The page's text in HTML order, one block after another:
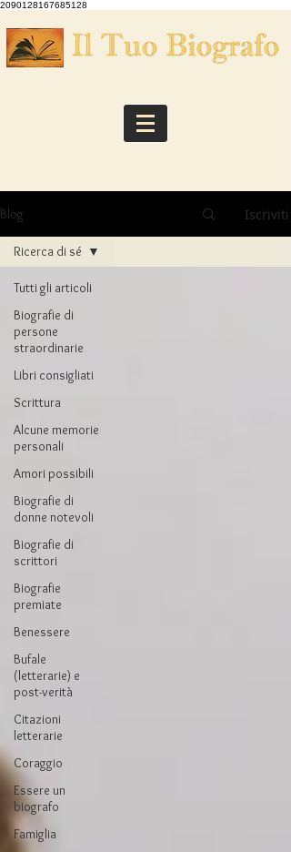
2090128167685128
Blog Iscriviti
Tutti gli articoli
Biografie di
persone
straordinarie
Libri consigliati
Scrittura
Alcune memorie
personali
Amori possibili
Biografie di
donne notevoli
Biografie di
scrittori
Biografie
premiate
Benessere
Bufale
(letterarie) e
post-verità
Citazioni
letterarie
Coraggio
Essere un
biografo
Famiglia
Ricerca di sé